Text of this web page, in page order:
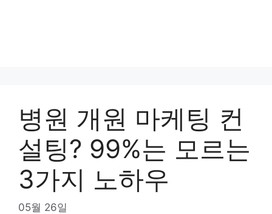
병원 개원 마케팅 컨
설팅? 99%는 모르는
3가지 노하우
05월 26일